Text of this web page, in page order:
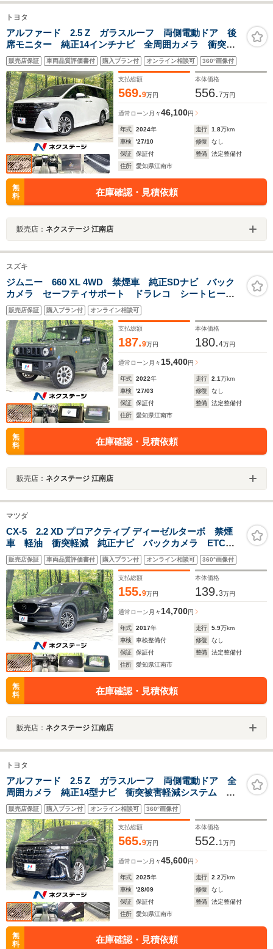
トヨタ
アルファード 2.5 Z ガラスルーフ 両側電動ドア 後
席モニター 純正14インチナビ 全周囲カメラ 衝突被
害軽減システム レーダークルーズ 禁煙車 電動リア
ゲート レザー調シート 前席シートエアコン リアシ
ートエアコン
販売店保証 車両品質評価書付 購入プラン付 オンライン相談可 360°画像付
支払総額
569.9万円
本体価格
556.7万円
通常ローン 月々46,100円
年式 2024年 走行 1.8万km
車検
'27/10 修復
なし
保証
保証付 整備
法定整備付
住所
愛知県江南市
無
料
在庫確認・見積依頼
販売店： ネクステージ 江南店
スズキ
ジムニー 660 XL 4WD 禁煙車 純正SDナビ バック
カメラ セーフティサポート ドラレコ シートヒータ
ー スマートキー ビルトインETC 純正16インチアル
ミ オートハイビーム 車線逸脱警報 オートライト
オートエアコン
販売店保証 購入プラン付 オンライン相談可
支払総額
187.9万円
本体価格
180.4万円
通常ローン 月々15,400円
年式 2022年 走行 2.1万km
車検
'27/03 修復
なし
保証
保証付 整備
法定整備付
住所
愛知県江南市
無
料
在庫確認・見積依頼
販売店： ネクステージ 江南店
マツダ
CX-5 2.2 XD プロアクティブ ディーゼルターボ 禁煙
車 軽油 衝突軽減 純正ナビ バックカメラ ETC
レーダークルーズ コーナーセンサー 車線逸脱警報
ブラインドスポットモニター ヘッドアップディスプレ
イ LEDヘッド オートエアコン フルセグ
販売店保証 車両品質評価書付 購入プラン付 オンライン相談可 360°画像付
支払総額
155.9万円
本体価格
139.3万円
通常ローン 月々14,700円
年式 2017年 走行 5.9万km
車検
車検整備付 修復
なし
保証
保証付 整備
法定整備付
住所
愛知県江南市
無
料
在庫確認・見積依頼
販売店： ネクステージ 江南店
トヨタ
アルファード 2.5 Z ガラスルーフ 両側電動ドア 全
周囲カメラ 純正14型ナビ 衝突被害軽減システム レ
ーダークルーズ 禁煙車 電動リアゲート レザー調シ
ート 前中席シートエアコン コーナーセンサー スマ
ートキー
販売店保証 購入プラン付 オンライン相談可 360°画像付
支払総額
565.9万円
本体価格
552. 1万円
通常ローン 月々45,600円
年式 2025年 走行 2.2万km
車検
'28/09 修復
なし
保証
保証付 整備
法定整備付
住所
愛知県江南市
無
料
在庫確認・見積依頼